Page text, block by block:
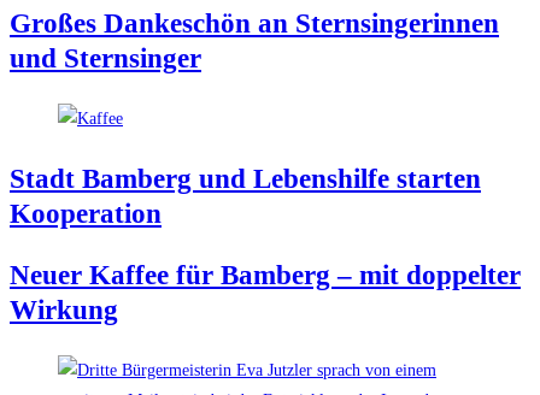
Gro­ßes Dan­ke­schön an Stern­sin­ge­rin­nen
und Sternsinger
Stadt Bam­berg und Lebens­hil­fe star­ten
Kooperation
Neu­er Kaf­fee für Bam­berg – mit dop­pel­ter
Wirkung